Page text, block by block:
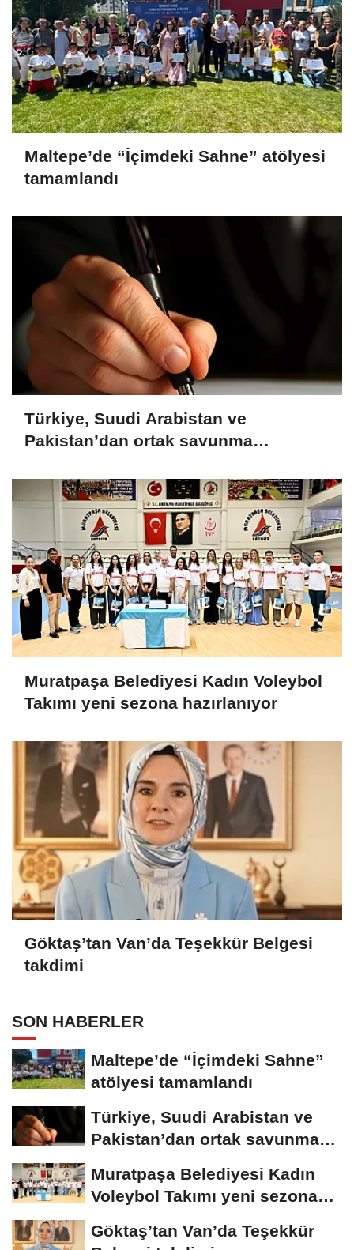
Maltepe’de “İçimdeki Sahne” atölyesi
tamamlandı
Türkiye, Suudi Arabistan ve
Pakistan’dan ortak savunma
Muratpaşa Belediyesi Kadın Voleybol
Takımı yeni sezona hazırlanıyor
Göktaş’tan Van’da Teşekkür Belgesi
takdimi
SON HABERLER
Maltepe’de “İçimdeki Sahne”
atölyesi tamamlandı
Türkiye, Suudi Arabistan ve
Pakistan’dan ortak savunma
Muratpaşa Belediyesi Kadın
Voleybol Takımı yeni sezona
Göktaş’tan Van’da Teşekkür